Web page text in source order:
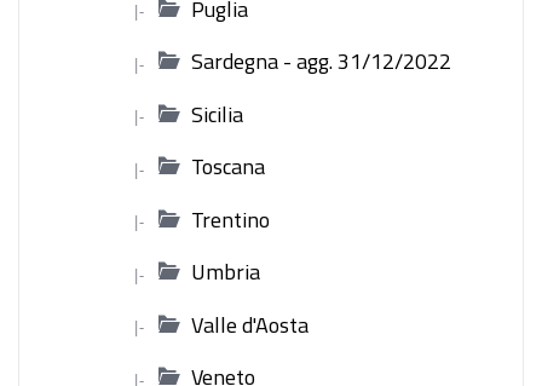
|- Puglia
|- Sardegna - agg. 31/12/2022
|- Sicilia
|- Toscana
|- Trentino
|- Umbria
|- Valle d'Aosta
|- Veneto